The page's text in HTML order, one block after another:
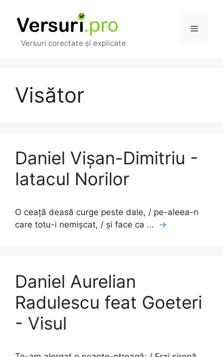
conținut
Versuri corectate și explicate
Meniu
Visător
Daniel Vişan-Dimitriu -
Iatacul Norilor
O ceață deasă curge peste dale, / pe-aleea-n
care totu-i nemișcat, / și face ca …
→
Daniel Aurelian
Radulescu feat Goeteri
- Visul